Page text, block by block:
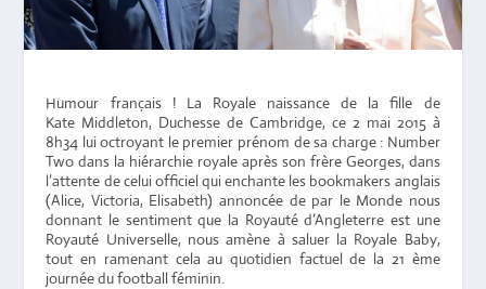
Humour français ! La Royale naissance de la fille de
Kate Middleton, Duchesse de Cambridge, ce 2 mai 2015 à
8h34 lui octroyant le premier prénom de sa charge : Number
Two dans la hiérarchie royale après son frère Georges, dans
l’attente de celui officiel qui enchante les bookmakers anglais
(Alice, Victoria, Elisabeth) annoncée de par le Monde nous
donnant le sentiment que la Royauté d’Angleterre est une
Royauté Universelle, nous amène à saluer la Royale Baby,
tout en ramenant cela au quotidien factuel de la 21 ème
journée du football féminin.